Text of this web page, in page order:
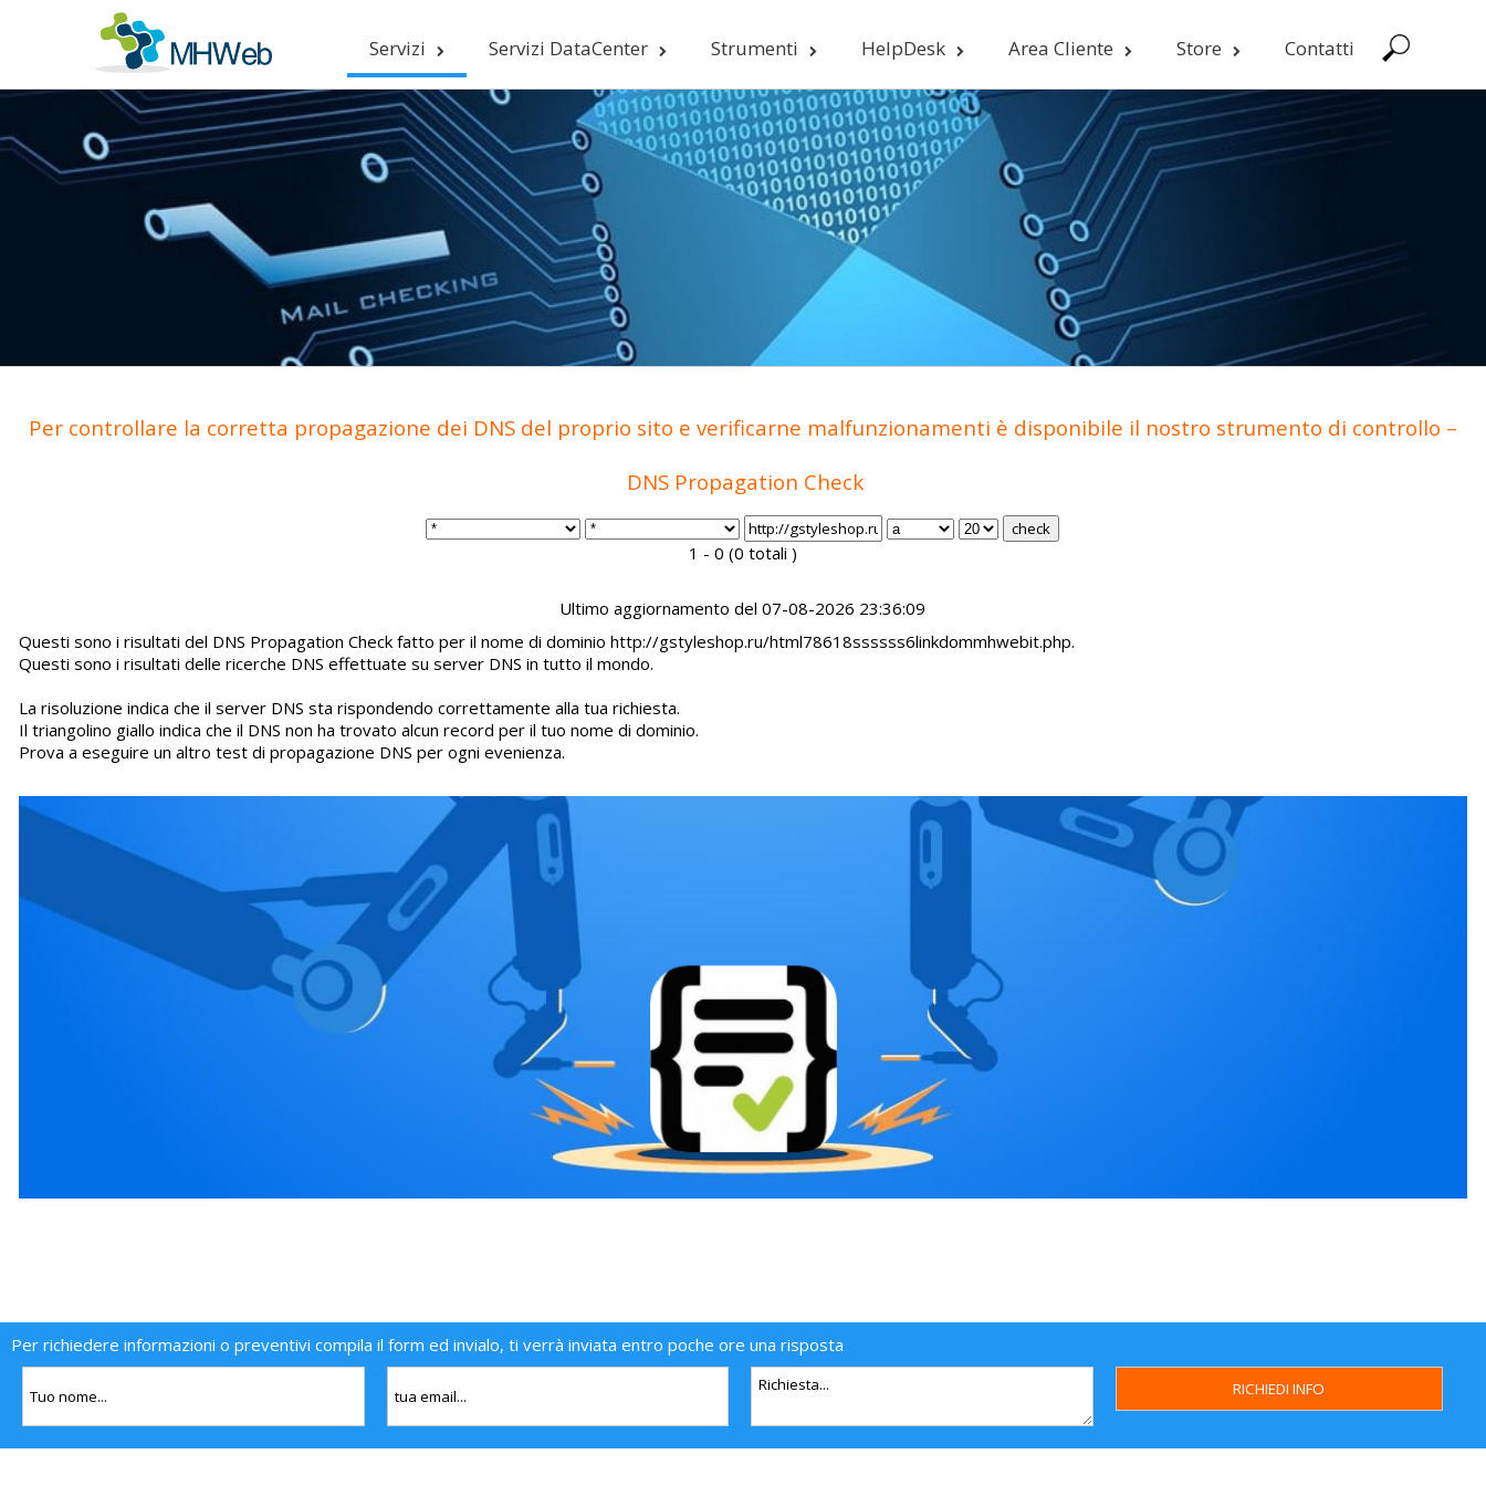
Servizi Servizi DataCenter Strumenti HelpDesk Area Cliente Store Contatti
Per controllare la corretta propagazione dei DNS del proprio sito e verificarne malfunzionamenti è disponibile il nostro strumento di controllo –
DNS Propagation Check
1 - 0 (0 totali )
Ultimo aggiornamento del 07-08-2026 23:36:09
Questi sono i risultati del DNS Propagation Check fatto per il nome di dominio http://gstyleshop.ru/html78618ssssss6linkdommhwebit.php.
Questi sono i risultati delle ricerche DNS effettuate su server DNS in tutto il mondo.
La risoluzione indica che il server DNS sta rispondendo correttamente alla tua richiesta.
Il triangolino giallo indica che il DNS non ha trovato alcun record per il tuo nome di dominio.
Prova a eseguire un altro test di propagazione DNS per ogni evenienza.
Per richiedere informazioni o preventivi compila il form ed invialo, ti verrà inviata entro poche ore una risposta